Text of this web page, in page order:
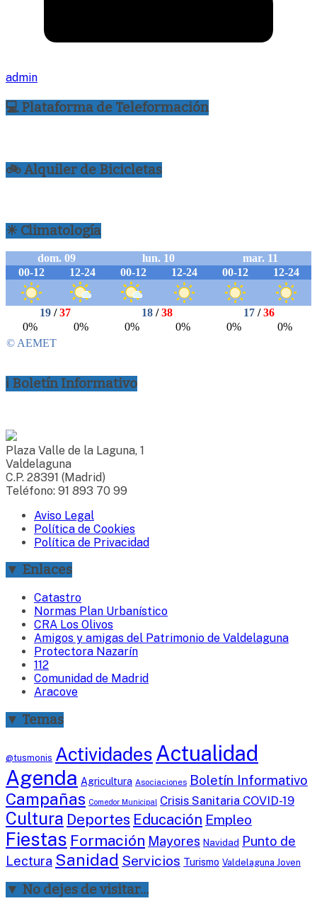
admin
💻 Plataforma de Teleformación
🚲 Alquiler de Bicicletas
☀ Climatología
ℹ Boletín Informativo
Plaza Valle de la Laguna, 1
Valdelaguna
C.P. 28391 (Madrid)
Teléfono: 91 893 70 99
Aviso Legal
Política de Cookies
Política de Privacidad
▼ Enlaces
Catastro
Normas Plan Urbanístico
CRA Los Olivos
Amigos y amigas del Patrimonio de Valdelaguna
Protectora Nazarín
112
Comunidad de Madrid
Aracove
▼ Temas
@tusmonis ActividadesActualidad
Agenda Agricultura Asociaciones Boletín Informativo
Campañas Comedor Municipal Crisis Sanitaria COVID-19
Cultura Deportes Educación Empleo
Fiestas Formación Mayores Navidad Punto de
Lectura Sanidad Servicios Turismo Valdelaguna Joven
▼ No dejes de visitar…